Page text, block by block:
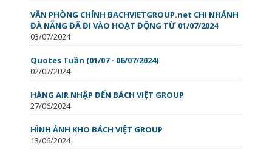
VĂN PHÒNG CHÍNH BACHVIETGROUP.net CHI NHÁNH
ĐÀ NẴNG ĐÃ ĐI VÀO HOẠT ĐỘNG TỪ 01/07/2024
03/07/2024
Quotes Tuần (01/07 - 06/07/2024)
02/07/2024
HÀNG AIR NHẬP ĐẾN BÁCH VIỆT GROUP
27/06/2024
HÌNH ẢNH KHO BÁCH VIỆT GROUP
13/06/2024